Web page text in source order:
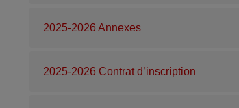
2025-2026 Annexes
2025-2026 Contrat d’inscription